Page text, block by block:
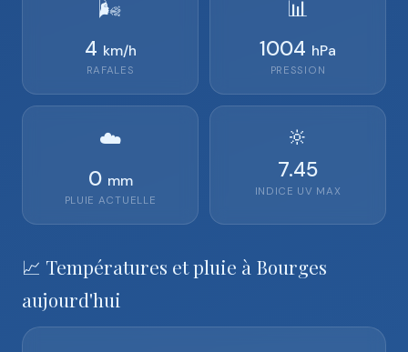
🌬️
4 km/h
RAFALES
📊
1004 hPa
PRESSION
☁️
0 mm
PLUIE ACTUELLE
🔆
7.45
INDICE UV MAX
📈 Températures et pluie à Bourges
aujourd'hui